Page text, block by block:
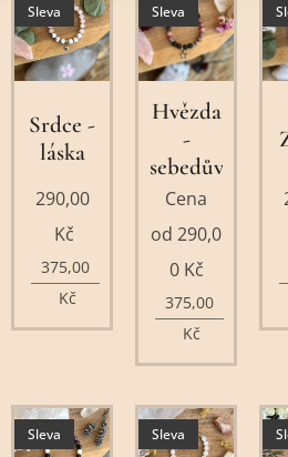
Srdce -
láska
Sleva
290,00
Kč
375,00
Kč
Hvězda
-
sebedůvěra
Sleva
Cena
od 290,0
0Kč
375,00
Kč
Sleva Sleva